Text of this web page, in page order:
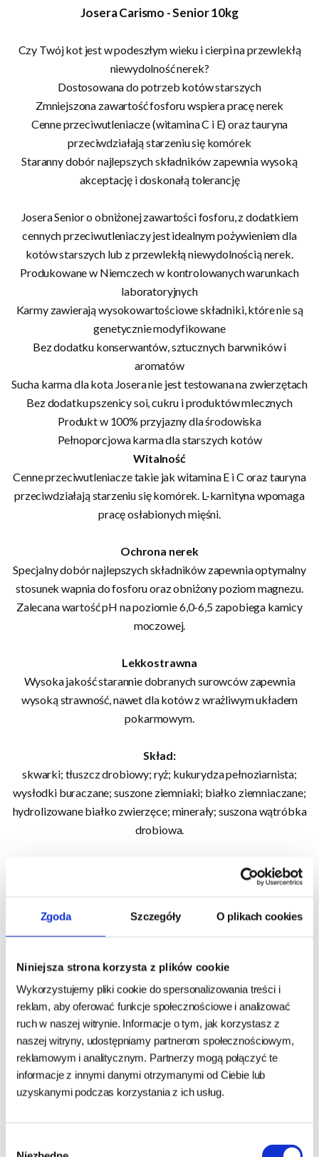
Zgoda Szczegóły O plikach cookies
Niniejsza strona korzysta z plików cookie
Wykorzystujemy pliki cookie do spersonalizowania treści i
reklam, aby oferować funkcje społecznościowe i analizować
ruch w naszej witrynie. Informacje o tym, jak korzystasz z
naszej witryny, udostępniamy partnerom społecznościowym,
reklamowym i analitycznym. Partnerzy mogą połączyć te
informacje z innymi danymi otrzymanymi od Ciebie lub
uzyskanymi podczas korzystania z ich usług.
Josera Carismo - Senior 10kg
Czy Twój kot jest w podeszłym wieku i cierpi na przewlekłą
niewydolność nerek?
Dostosowana do potrzeb kotów starszych
Zmniejszona zawartość fosforu wspiera pracę nerek
Cenne przeciwutleniacze (witamina C i E) oraz tauryna
przeciwdziałają starzeniu się komórek
Staranny dobór najlepszych składników zapewnia wysoką
akceptację i doskonałą tolerancję
Josera Senior o obniżonej zawartości fosforu, z dodatkiem
cennych przeciwutleniaczy jest idealnym pożywieniem dla
kotów starszych lub z przewlekłą niewydolnością nerek.
Produkowane w Niemczech w kontrolowanych warunkach
laboratoryjnych
Karmy zawierają wysokowartościowe składniki, które nie są
genetycznie modyfikowane
Bez dodatku konserwantów, sztucznych barwników i
aromatów
Sucha karma dla kota Josera nie jest testowana na zwierzętach
Bez dodatku pszenicy soi, cukru i produktów mlecznych
Produkt w 100% przyjazny dla środowiska
Pełnoporcjowa karma dla starszych kotów
Witalność
Cenne przeciwutleniacze takie jak witamina E i C oraz tauryna
przeciwdziałają starzeniu się komórek. L-karnityna wpomaga
pracę osłabionych mięśni.
Ochrona nerek
Specjalny dobór najlepszych składników zapewnia optymalny
stosunek wapnia do fosforu oraz obniżony poziom magnezu.
Zalecana wartość pH na poziomie 6,0-6,5 zapobiega kamicy
moczowej.
Lekkostrawna
Wysoka jakość starannie dobranych surowców zapewnia
wysoką strawność, nawet dla kotów z wrażliwym układem
pokarmowym.
Skład:
skwarki; tłuszcz drobiowy; ryż; kukurydza pełnoziarnista;
wysłodki buraczane; suszone ziemniaki; białko ziemniaczane;
hydrolizowane białko zwierzęce; minerały; suszona wątróbka
drobiowa.
białko surowe % 27,0, zawartość tłuszczu % 20,0, włókno
0,45, magnez % 0,07, sód % 0,30, potas % 0,65, tauryny mg/kg
energia metaboliczna na kg MJ 17,0
energia metaboliczna na kg kcal 4.068
Dodatki:
Dodatki dietetyczne / kg:
witaminy A I.E./kg 24.000, witaminy D3 I.E./kg 1.800, witaminy
E mg/kg 450, witaminy C mg/kg 100, witaminy B1 mg/kg 15,